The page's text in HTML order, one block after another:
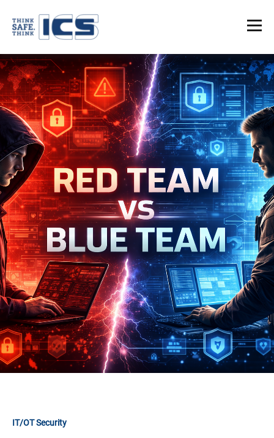
IT/OT Security